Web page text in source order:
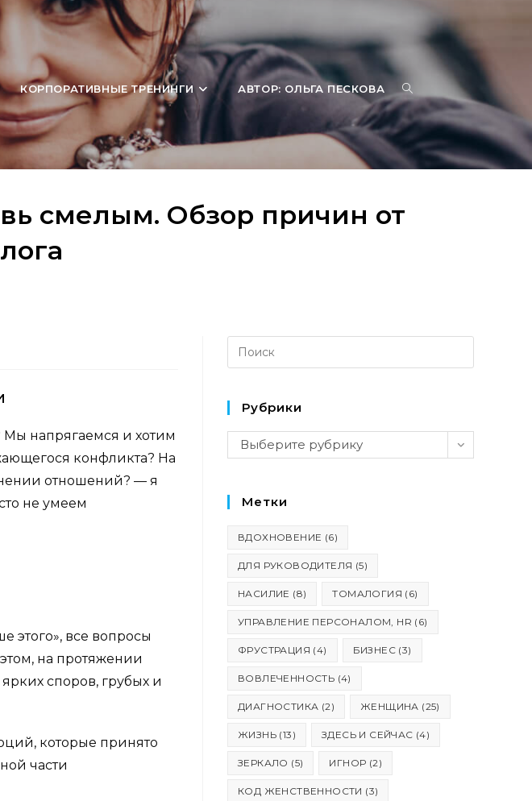
КОРПОРАТИВНЫЕ ТРЕНИНГИ АВТОР: ОЛЬГА ПЕСКОВА ПЕРЕКЛЮЧИТЬ
САЙТУ
смелым. Обзор причин от
напрягаемся и хотим
конфликта? На
отношений? — я
не умеем
этого», все вопросы
на протяжении
споров, грубых и
которые принято
части
Рубрики
Рубрики
Выберите рубрику
Метки
ВДОХНОВЕНИЕ (6)
ДЛЯ РУКОВОДИТЕЛЯ (5)
НАСИЛИЕ (8) ТОМАЛОГИЯ (6)
УПРАВЛЕНИЕ ПЕРСОНАЛОМ, HR (6)
ФРУСТРАЦИЯ (4) БИЗНЕС (3)
ВОВЛЕЧЕННОСТЬ (4)
ДИАГНОСТИКА (2) ЖЕНЩИНА (25)
ЖИЗНЬ (13) ЗДЕСЬ И СЕЙЧАС (4)
ЗЕРКАЛО (5) ИГНОР (2)
КОД ЖЕНСТВЕННОСТИ (3)